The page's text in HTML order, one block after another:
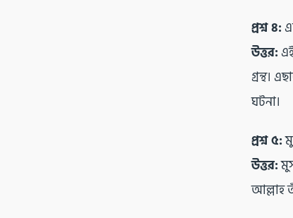
প্রশ্ন ৪:
উত্তর:
গ্রন্থ।
ঘটনা।
প্রশ্ন ৫:
উত্তর:
আল্লাহ